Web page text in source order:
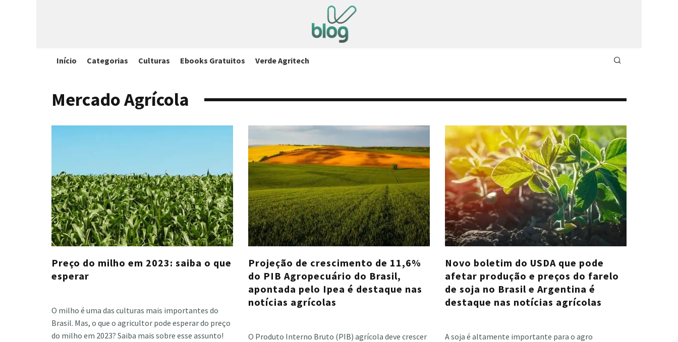
Início Categorias Culturas Ebooks Gratuitos Verde Agritech
Mercado Agrícola
Preço do milho em 2023: saiba o que
esperar
O milho é uma das culturas mais importantes do
Brasil. Mas, o que o agricultor pode esperar do preço
do milho em 2023? Saiba mais sobre esse assunto!
Projeção de crescimento de 11,6%
do PIB Agropecuário do Brasil,
apontada pelo Ipea é destaque nas
notícias agrícolas
O Produto Interno Bruto (PIB) agrícola deve crescer
Novo boletim do USDA que pode
afetar produção e preços do farelo
de soja no Brasil e Argentina é
destaque nas notícias agrícolas
A soja é altamente importante para o agro